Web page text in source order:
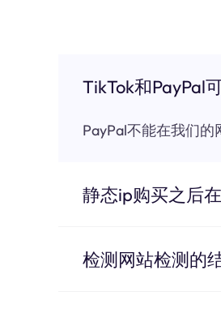
TikTok和PayPal
PayPal不能在我们的
静态ip购买之后
检测网站检测的